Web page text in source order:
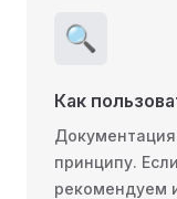
🔍
Как
принципу.
рекомендуем